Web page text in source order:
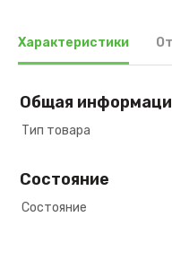
Характеристики
Общая
Тип товара
Состояние
Состояние